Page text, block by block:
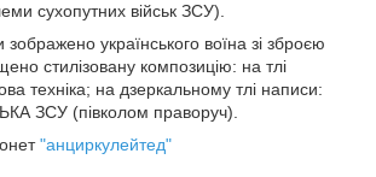
сухопутних військ ЗСУ).
українського воїна зі зброєю
стилізовану композицію: на тлі
техніка; на дзеркальному тлі написи:
ЗСУ (півколом праворуч).
"анциркулейтед"